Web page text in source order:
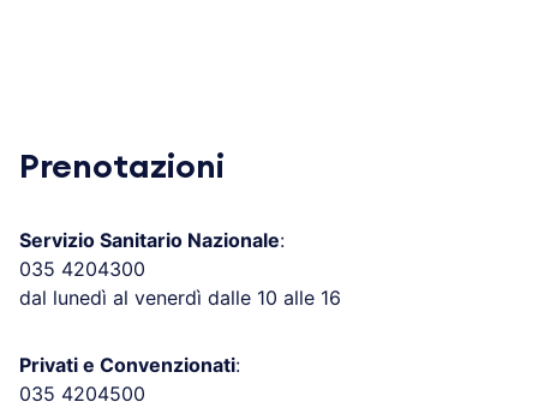
Prenotazioni
Servizio Sanitario Nazionale:
035 4204300
dal lunedì al venerdì dalle 10 alle 16
Privati e Convenzionati:
035 4204500